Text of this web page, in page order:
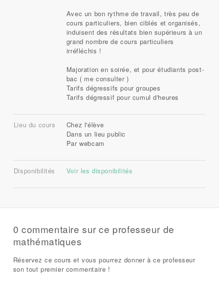
Avec un bon rythme de travail, très peu de
cours particuliers, bien ciblés et organisés,
induisent des résultats bien supérieurs à un
grand nombre de cours particuliers
irréfléchis !
Majoration en soirée, et pour étudiants post-
bac ( me consulter )
Tarifs dégressifs pour groupes
Tarifs dégressif pour cumul d'heures
Lieu du cours
Chez l'élève
Dans un lieu public
Par webcam
Disponibilités Voir les disponibilités
0 commentaire sur ce professeur de
mathématiques
Réservez ce cours et vous pourrez donner à ce professeur
son tout premier commentaire !